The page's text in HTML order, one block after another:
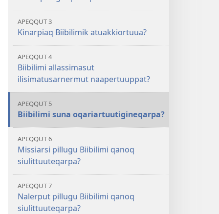
APEQQUT 3
Kinarpiaq Biibilimik atuakkiortuua?
APEQQUT 4
Biibilimi allassimasut
ilisimatusarnermut naapertuuppat?
APEQQUT 5
Biibilimi suna oqariartuutigineqarpa?
APEQQUT 6
Missiarsi pillugu Biibilimi qanoq
siulittuuteqarpa?
APEQQUT 7
Nalerput pillugu Biibilimi qanoq
siulittuuteqarpa?